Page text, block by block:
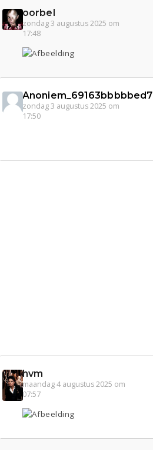
oorbel
zondag 3 augustus 2025 om
17:48
Anoniem_69163bbbbbed7
zondag 3 augustus 2025 om
17:50
hvm
maandag 4 augustus 2025 om
07:57